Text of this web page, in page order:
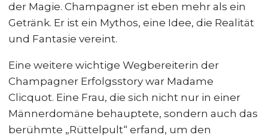
der Magie. Champagner ist eben mehr als ein
Getränk. Er ist ein Mythos, eine Idee, die Realität
und Fantasie vereint.
Eine weitere wichtige Wegbereiterin der
Champagner Erfolgsstory war Madame
Clicquot. Eine Frau, die sich nicht nur in einer
Männerdomäne behauptete, sondern auch das
berühmte „Rüttelpult“ erfand, um den